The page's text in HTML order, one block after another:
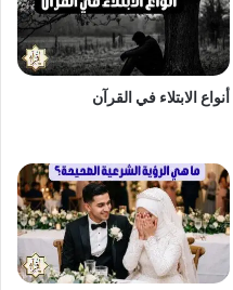
أنواع الابتلاء في القرآن